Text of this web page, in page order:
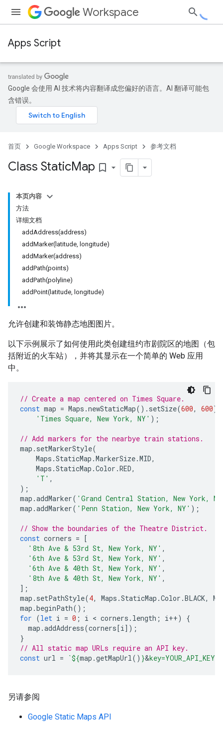
Workspace
Apps Script
Google 会使用 AI 技术将内容翻译成您偏好的语言。AI 翻译可能包
含错误。
首页 Google Workspace Apps Script 参考文档
Class StaticMap bookmark_border
本页内容
方法
详细文档
addAddress(address)
addMarker(latitude, longitude)
addMarker(address)
addPath(points)
addPath(polyline)
addPoint(latitude, longitude)
允许创建和装饰静态地图图片。
以下示例展示了如何使用此类创建纽约市剧院区的地图（包
括附近的火车站），并将其显示在一个简单的 Web 应用
中。
// Create a map centered on Times Square.
const map = Maps .newStaticMap(). setSize(600, 600).
'Times Square, New York, NY' );
// Add markers for the nearbye train stations.
map . setMarkerStyle(
Maps .StaticMap .MarkerSize.MID,
Maps .StaticMap .Color .RED,
'T' ,
);
map .addMarker( 'Grand Central Station, New York,
map .addMarker( 'Penn Station, New York, NY' );
// Show the boundaries of the Theatre District.
const corners = [
'8th Ave & 53rd St, New York, NY' ,
'6th Ave & 53rd St, New York, NY' ,
'6th Ave & 40th St, New York, NY' ,
'8th Ave & 40th St, New York, NY' ,
];
map . setPathStyle(4, Maps .StaticMap .Color .BLACK,
map .beginPath();
for (let i = 0 ; i < corners . length ; i++)
{
map .addAddress(corners[i]);
}
// All static map URLs require an API key.
const url = `${map .getMapUrl() }&key=YOUR_API_KEY`
另请参阅
Google Static Maps API